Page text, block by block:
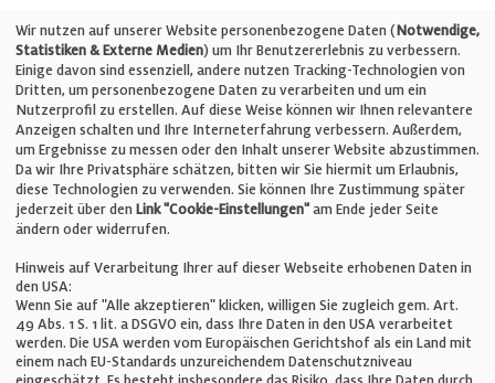
Telefon: +49 (0)711 2585563-0
E-Mail:info@bauelemente-bau.eu
Unternehmen
Impressum
Cookie-Einstellungen
AGB
Wir nutzen auf unserer Website personenbezogene Daten (Notwendige,
Statistiken & Externe Medien) um Ihr Benutzererlebnis zu verbessern.
Einige davon sind essenziell, andere nutzen Tracking-Technologien von
Dritten, um personenbezogene Daten zu verarbeiten und um ein
Nutzerprofil zu erstellen. Auf diese Weise können wir Ihnen relevantere
Anzeigen schalten und Ihre Interneterfahrung verbessern. Außerdem,
um Ergebnisse zu messen oder den Inhalt unserer Website abzustimmen.
Da wir Ihre Privatsphäre schätzen, bitten wir Sie hiermit um Erlaubnis,
diese Technologien zu verwenden. Sie können Ihre Zustimmung später
jederzeit über den Link "Cookie-Einstellungen" am Ende jeder Seite
ändern oder widerrufen.
Hinweis auf Verarbeitung Ihrer auf dieser Webseite erhobenen Daten in
den USA:
Wenn Sie auf "Alle akzeptieren" klicken, willigen Sie zugleich gem. Art.
49 Abs. 1 S. 1 lit. a DSGVO ein, dass Ihre Daten in den USA verarbeitet
werden. Die USA werden vom Europäischen Gerichtshof als ein Land mit
einem nach EU-Standards unzureichendem Datenschutzniveau